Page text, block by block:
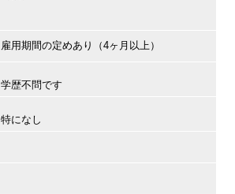
雇用期間の定めあり（4ヶ月以上）
学歴不問です
特になし